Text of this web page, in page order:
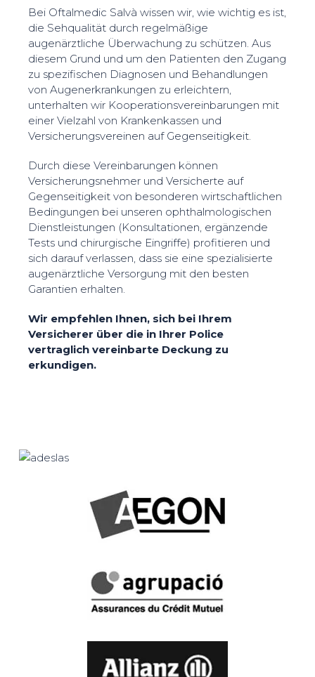
Bei Oftalmedic Salvà wissen wir, wie wichtig es ist,
die Sehqualität durch regelmäßige
augenärztliche Überwachung zu schützen. Aus
diesem Grund und um den Patienten den Zugang
zu spezifischen Diagnosen und Behandlungen
von Augenerkrankungen zu erleichtern,
unterhalten wir Kooperationsvereinbarungen mit
einer Vielzahl von Krankenkassen und
Versicherungsvereinen auf Gegenseitigkeit.
Durch diese Vereinbarungen können
Versicherungsnehmer und Versicherte auf
Gegenseitigkeit von besonderen wirtschaftlichen
Bedingungen bei unseren ophthalmologischen
Dienstleistungen (Konsultationen, ergänzende
Tests und chirurgische Eingriffe) profitieren und
sich darauf verlassen, dass sie eine spezialisierte
augenärztliche Versorgung mit den besten
Garantien erhalten.
Wir empfehlen Ihnen, sich bei Ihrem
Versicherer über die in Ihrer Police
vertraglich vereinbarte Deckung zu
erkundigen.